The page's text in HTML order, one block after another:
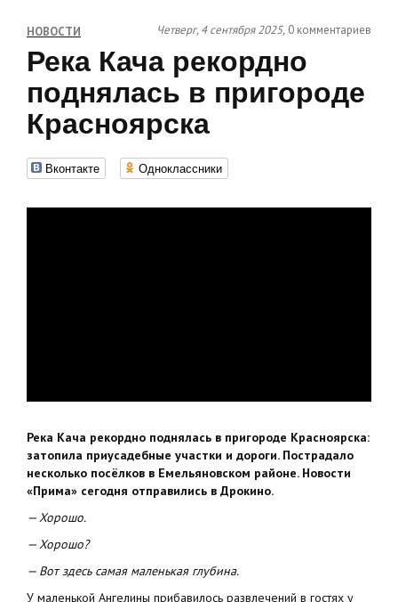
НОВОСТИ Четверг, 4 сентября 2025, 0 комментариев
Река Кача рекордно
поднялась в пригороде
Красноярска
Вконтакте Одноклассники
Река Кача рекордно поднялась в пригороде Красноярска:
затопила приусадебные участки и дороги. Пострадало
несколько посёлков в Емельяновском районе. Новости
«Прима» сегодня отправились в Дрокино.
— Хорошо.
— Хорошо?
— Вот здесь самая маленькая глубина.
У маленькой Ангелины прибавилось развлечений в гостях у